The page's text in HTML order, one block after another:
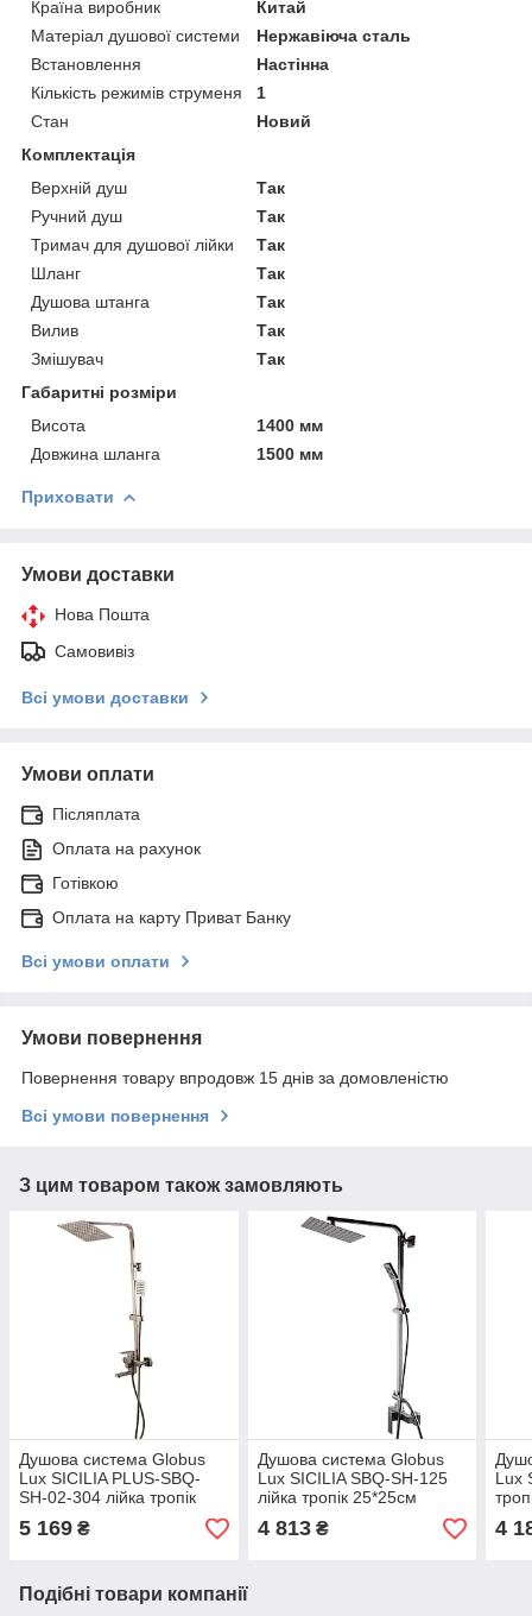
Країна виробник
Китай
Матеріал душової системи
Нержавіюча сталь
Встановлення
Настінна
Кількість режимів струменя
1
Стан
Новий
Комплектація
Верхній душ
Так
Ручний душ
Так
Тримач для душової лійки
Так
Шланг
Так
Душова штанга
Так
Вилив
Так
Змішувач
Так
Габаритні розміри
Висота
1400 мм
Довжина шланга
1500 мм
Приховати
Умови доставки
Нова Пошта
Самовивіз
Всі умови доставки
Умови оплати
Післяплата
Оплата на рахунок
Готівкою
Оплата на карту Приват Банку
Всі умови оплати
Умови повернення
Повернення товару впродовж 15 днів за домовленістю
Всі умови повернення
З цим товаром також замовляють
Душова система Globus
Lux SICILIA PLUS-SBQ-
SH-02-304 лійка тропік
20*20см змішувач з
виливом нержавіюча
5 169 ₴
Душова система Globus
Lux SICILIA SBQ-SH-125
лійка тропік 25*25см
змішувач без виливу
нержавіюча сталь
4 813₴
Lux
4
Подібні товари компанії